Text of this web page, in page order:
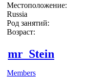
Местоположение:
Russia
Род занятий:
Возраст:
mr_Stein
Members